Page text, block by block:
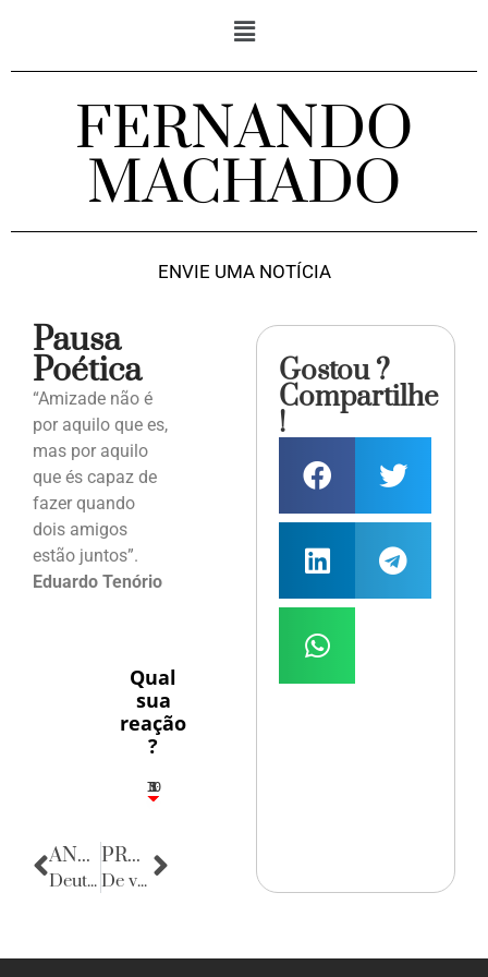
FERNANDO
MACHADO
ENVIE UMA NOTÍCIA
Pausa
Poética
“Amizade não é
por aquilo que es,
mas por aquilo
que és capaz de
fazer quando
dois amigos
estão juntos”.
Eduardo Tenório
Qual
sua
reação
?
5
1
1
3
10
ANTERIOR
Deutschland Ist Weltmeister!
PRÓXIMA
De volta para o passado
Gostou ?
Compartilhe
!